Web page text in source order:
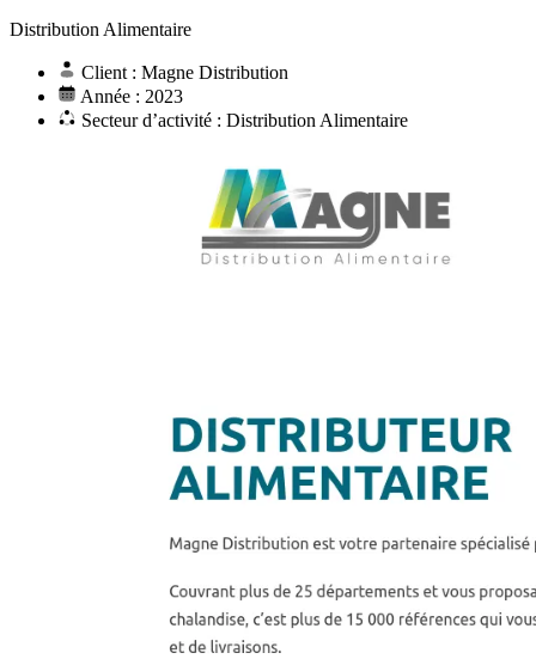
Distribution Alimentaire
Client : Magne Distribution
Année : 2023
Secteur d’activité : Distribution Alimentaire